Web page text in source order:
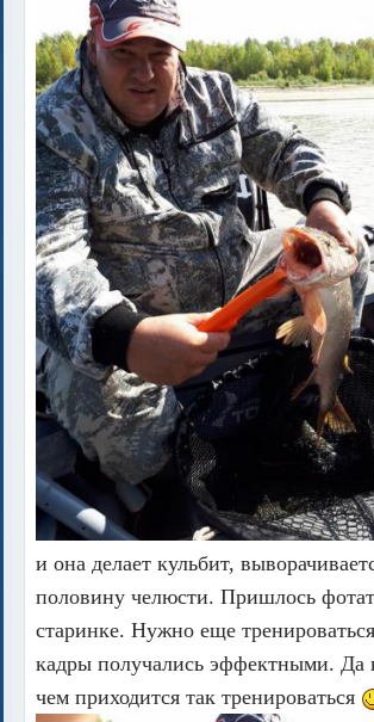
и она делает кульбит,
половину челюсти. Пришлось
старинке. Нужно еще
кадры получались эффектными. Да
чем приходится так тренироваться